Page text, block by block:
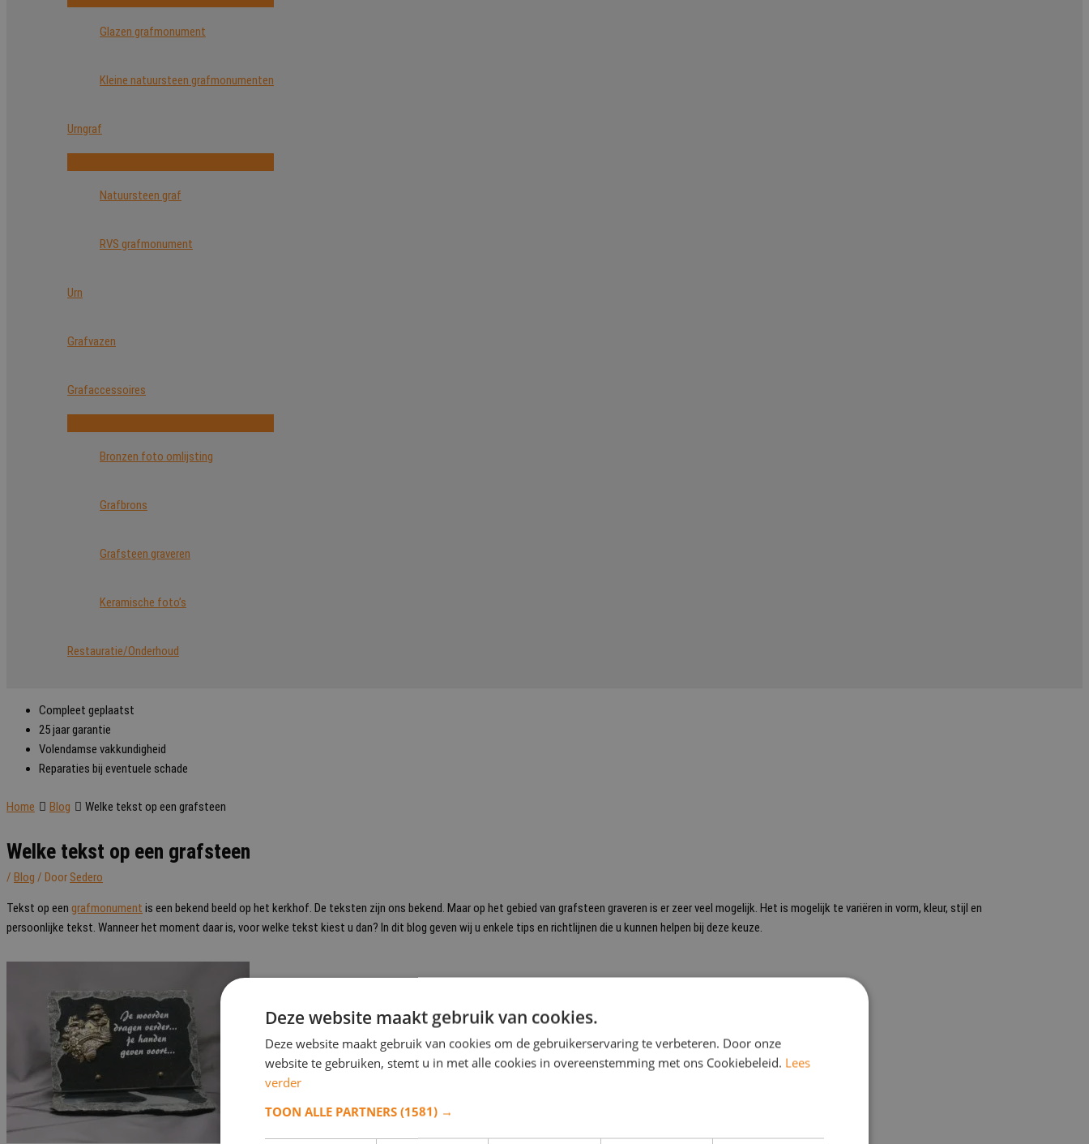
Glazen grafmonument
Kleine natuursteen grafmonumenten
Urngraf
Natuursteen graf
RVS grafmonument
Urn
Grafvazen
Grafaccessoires
Bronzen foto omlijsting
Grafbrons
Grafsteen graveren
Keramische foto’s
Restauratie/Onderhoud
Compleet geplaatst
25 jaar garantie
Volendamse vakkundigheid
Reparaties bij eventuele schade
Home Blog Welke tekst op een grafsteen
Welke tekst op een grafsteen
/ Blog / Door Sedero
Tekst op een grafmonument is een bekend beeld op het kerkhof. De teksten zijn ons bekend. Maar op het gebied van grafsteen graveren is er zeer veel mogelijk. Het is mogelijk te variëren in vorm, kleur, stijl en
persoonlijke tekst. Wanneer het moment daar is, voor welke tekst kiest u dan? In dit blog geven wij u enkele tips en richtlijnen die u kunnen helpen bij deze keuze.
Deze website maakt gebruik van cookies.
Deze website maakt gebruik van cookies om de gebruikerservaring te verbeteren. Door onze
website te gebruiken, stemt u in met alle cookies in overeenstemming met ons Cookiebeleid. Lees
verder
TOON ALLE PARTNERS (1581) →